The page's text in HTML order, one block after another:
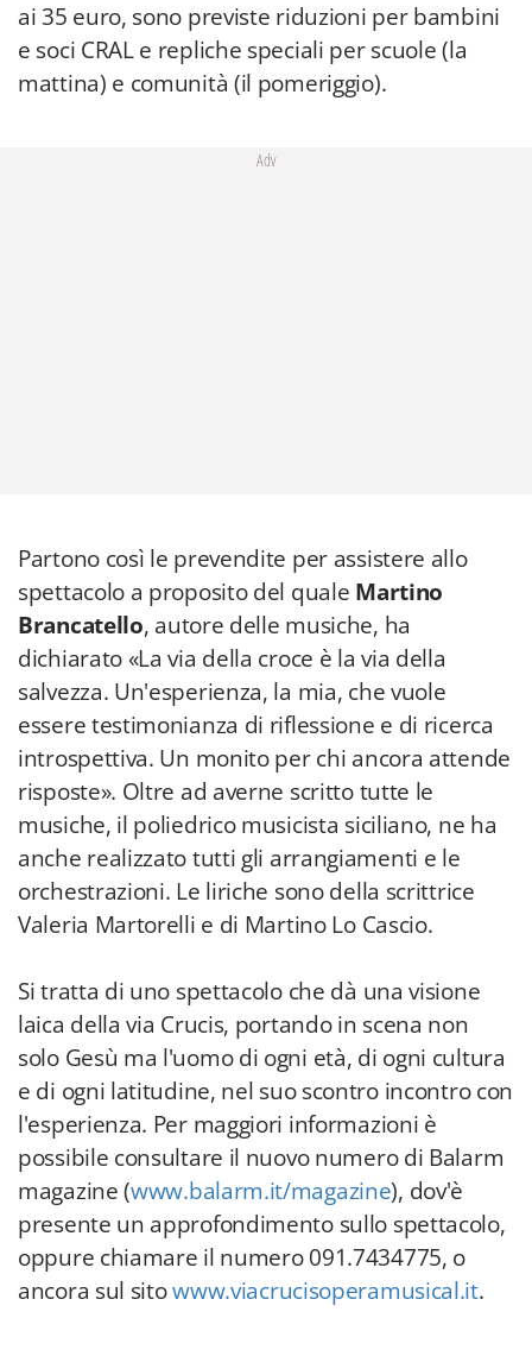
ai 35 euro, sono previste riduzioni per bambini
e soci CRAL e repliche speciali per scuole (la
mattina) e comunità (il pomeriggio).
Adv
Partono così le prevendite per assistere allo
spettacolo a proposito del quale Martino
Brancatello, autore delle musiche, ha
dichiarato «La via della croce è la via della
salvezza. Un'esperienza, la mia, che vuole
essere testimonianza di riflessione e di ricerca
introspettiva. Un monito per chi ancora attende
risposte». Oltre ad averne scritto tutte le
musiche, il poliedrico musicista siciliano, ne ha
anche realizzato tutti gli arrangiamenti e le
orchestrazioni. Le liriche sono della scrittrice
Valeria Martorelli e di Martino Lo Cascio.
Si tratta di uno spettacolo che dà una visione
laica della via Crucis, portando in scena non
solo Gesù ma l'uomo di ogni età, di ogni cultura
e di ogni latitudine, nel suo scontro incontro con
l'esperienza. Per maggiori informazioni è
possibile consultare il nuovo numero di Balarm
magazine (www.balarm.it/magazine), dov'è
presente un approfondimento sullo spettacolo,
oppure chiamare il numero 091.7434775, o
ancora sul sitowww.viacrucisoperamusical.it.